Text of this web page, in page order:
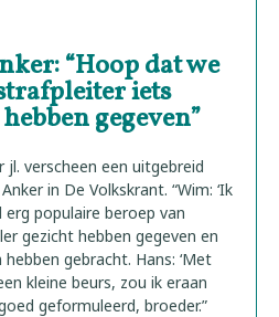
“Hoop dat we
iets
gegeven”
verscheen een uitgebreid
in De Volkskrant. “Wim: ‘Ik
populaire beroep van
gezicht hebben gegeven en
gebracht. Hans: ‘Met
kleine beurs, zou ik eraan
geformuleerd, broeder.”